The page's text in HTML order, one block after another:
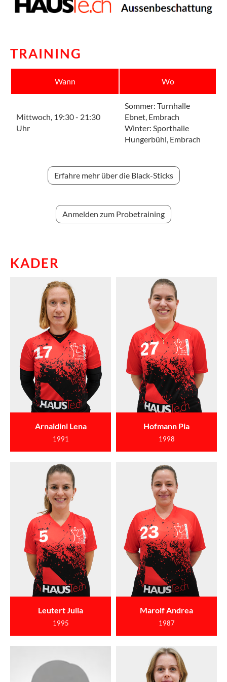
TRAINING
Wann Wo
Mittwoch, 19:30 - 21:30
Uhr
Sommer: Turnhalle
Ebnet, Embrach
Winter: Sporthalle
Hungerbühl, Embrach
Erfahre mehr über die Black-Sticks
Anmelden zum Probetraining
KADER
Arnaldini Lena
1991
Hofmann Pia
1998
Leutert Julia
1995
Marolf Andrea
1987